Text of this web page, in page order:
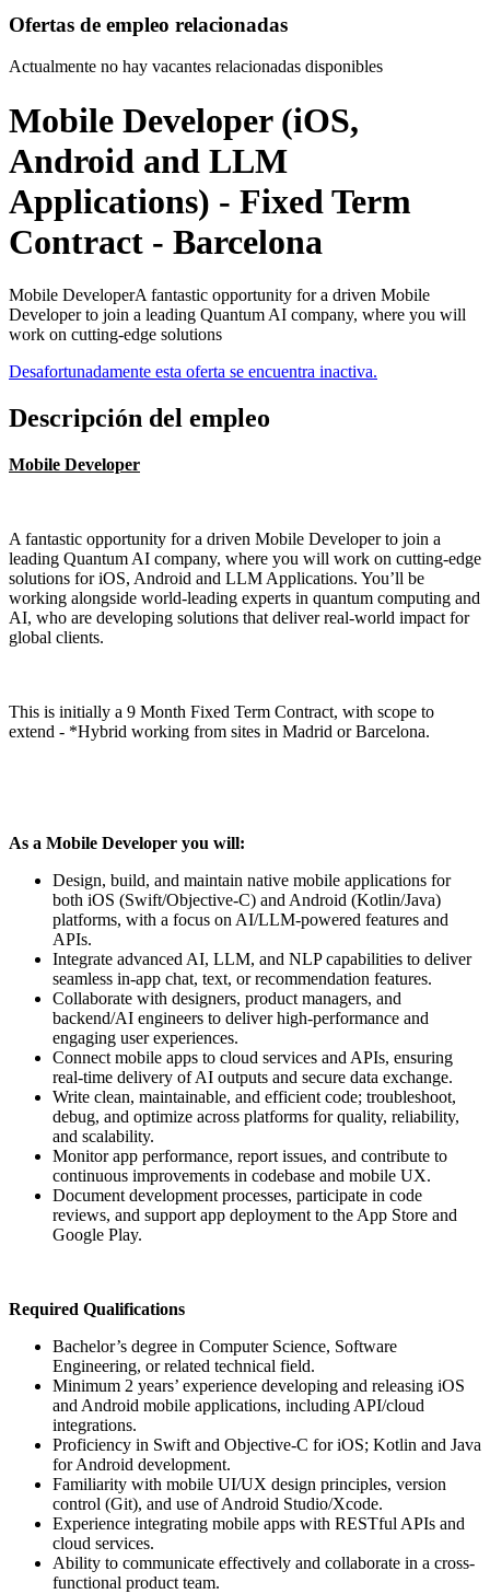
Ofertas de empleo relacionadas
Actualmente no hay vacantes relacionadas disponibles
Mobile Developer (iOS,
Android and LLM
Applications) - Fixed Term
Contract - Barcelona
Mobile DeveloperA fantastic opportunity for a driven Mobile
Developer to join a leading Quantum AI company, where you will
work on cutting-edge solutions
Desafortunadamente esta oferta se encuentra inactiva.
Descripción del empleo
Mobile Developer
A fantastic opportunity for a driven Mobile Developer to join a
leading Quantum AI company, where you will work on cutting-edge
solutions for iOS, Android and LLM Applications. You’ll be
working alongside world-leading experts in quantum computing and
AI, who are developing solutions that deliver real-world impact for
global clients.
This is initially a 9 Month Fixed Term Contract, with scope to
extend - *Hybrid working from sites in Madrid or Barcelona.
As a Mobile Developer you will:
Design, build, and maintain native mobile applications for
both iOS (Swift/Objective-C) and Android (Kotlin/Java)
platforms, with a focus on AI/LLM-powered features and
APIs.
Integrate advanced AI, LLM, and NLP capabilities to deliver
seamless in-app chat, text, or recommendation features.
Collaborate with designers, product managers, and
backend/AI engineers to deliver high-performance and
engaging user experiences.
Connect mobile apps to cloud services and APIs, ensuring
real-time delivery of AI outputs and secure data exchange.
Write clean, maintainable, and efficient code; troubleshoot,
debug, and optimize across platforms for quality, reliability,
and scalability.
Monitor app performance, report issues, and contribute to
continuous improvements in codebase and mobile UX.
Document development processes, participate in code
reviews, and support app deployment to the App Store and
Google Play.
Required Qualifications
Bachelor’s degree in Computer Science, Software
Engineering, or related technical field.
Minimum 2 years’ experience developing and releasing iOS
and Android mobile applications, including API/cloud
integrations.
Proficiency in Swift and Objective-C for iOS; Kotlin and Java
for Android development.
Familiarity with mobile UI/UX design principles, version
control (Git), and use of Android Studio/Xcode.
Experience integrating mobile apps with RESTful APIs and
cloud services.
Ability to communicate effectively and collaborate in a cross-
functional product team.